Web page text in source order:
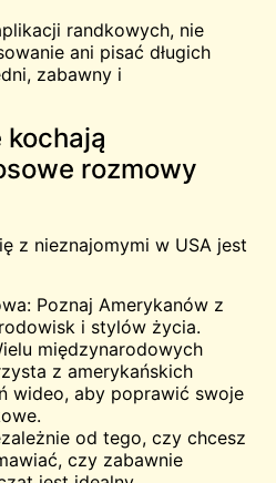
randkowych, nie
ani pisać długich
zabawny i
kochają
rozmowy
z nieznajomymi w USA jest
Poznaj Amerykanów z
i stylów życia.
międzynarodowych
z amerykańskich
wideo, aby poprawić swoje
od tego, czy chcesz
czy zabawnie